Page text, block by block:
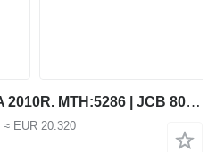
JCB 8085 MINI-KOPARKA 2010R. MTH:5286 | JCB 8080, 8065, 85, KOMATSU
≈ EUR 20.320